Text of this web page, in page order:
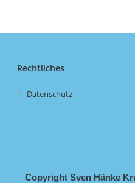
Rechtliches
Datenschutz
Copyright Sven Hänke